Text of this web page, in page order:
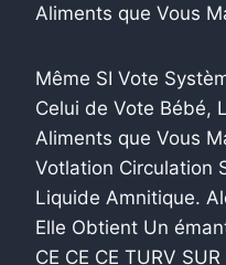
Aliments que Vous
Même SI Vote
Celui de Vote Bébé,
Aliments que Vous
Votlation Circulation
Liquide Amnitique.
Elle Obtient Un
CE CE CE TURV